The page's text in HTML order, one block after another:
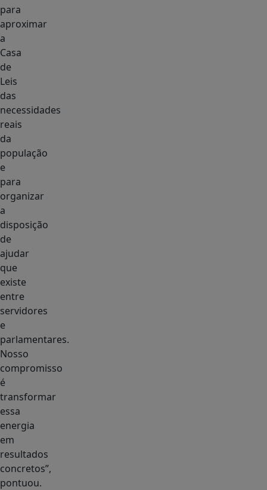
para
aproximar
a
Casa
de
Leis
das
necessidades
reais
da
população
e
para
organizar
a
disposição
de
ajudar
que
existe
entre
servidores
e
parlamentares.
Nosso
compromisso
é
transformar
essa
energia
em
resultados
concretos”,
pontuou.